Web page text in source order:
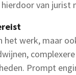
van jurist
het werk, maar
Prompt